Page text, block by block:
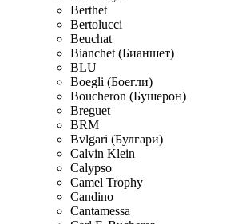
Berthet
Bertolucci
Beuchat
Bianchet (Бианшет)
BLU
Boegli (Боегли)
Boucheron (Бушерон)
Breguet
BRM
Bvlgari (Булгари)
Calvin Klein
Calypso
Camel Trophy
Candino
Cantamessa